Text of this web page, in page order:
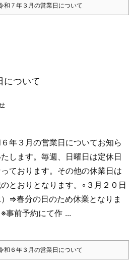
和７年３月の営業日について
について
年３月の営業日についてお知ら
します。毎週、日曜日は定休日
ております。その他の休業日は
とおりとなります。 ◦３月２０日
）⇒春分の日のため休業となりま
※事前予約にて作 ...
和６年３月の営業日について